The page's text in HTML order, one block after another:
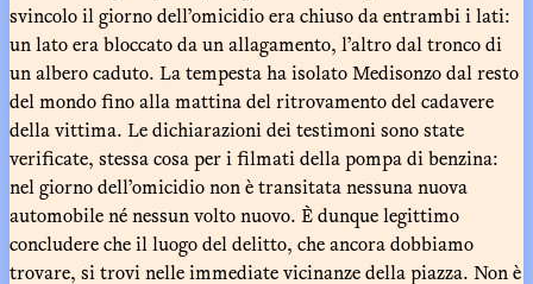
svincolo il giorno dell’omicidio era chiuso da entrambi i lati:
un lato era bloccato da un allagamento, l’altro dal tronco di
un albero caduto. La tempesta ha isolato Medisonzo dal resto
del mondo fino alla mattina del ritrovamento del cadavere
della vittima. Le dichiarazioni dei testimoni sono state
verificate, stessa cosa per i filmati della pompa di benzina:
nel giorno dell’omicidio non è transitata nessuna nuova
automobile né nessun volto nuovo. È dunque legittimo
concludere che il luogo del delitto, che ancora dobbiamo
trovare, si trovi nelle immediate vicinanze della piazza. Non è